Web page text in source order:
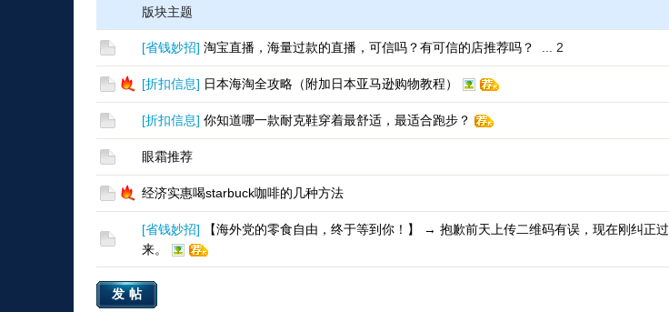
版块主题
[省钱妙招] 淘宝直播，海量过款的直播，可信吗？有可信的店推荐吗？ 2
[折扣信息] 日本海淘全攻略（附加日本亚马逊购物教程）
[折扣信息] 你知道哪一款耐克鞋穿着最舒适，最适合跑步？
眼霜推荐
经济实惠喝starbuck咖啡的几种方法
[省钱妙招]
【海外党的零食自由，终于等到你！】 → 抱歉前天上传二维码有误，现在刚纠正过
来。
发帖